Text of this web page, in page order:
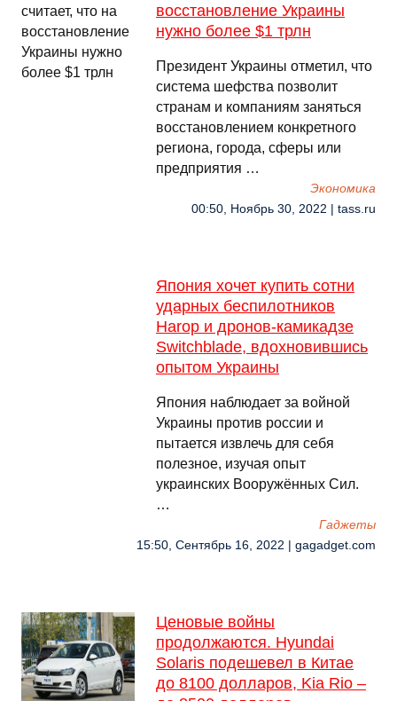
восстановление Украины
нужно более $1 трлн
Президент Украины отметил, что
система шефства позволит
странам и компаниям заняться
восстановлением конкретного
региона, города, сферы или
предприятия …
Экономика
00:50, Ноябрь 30, 2022 | tass.ru
Япония хочет купить сотни
ударных беспилотников
Harop и дронов-камикадзе
Switchblade, вдохновившись
опытом Украины
Япония наблюдает за войной
Украины против россии и
пытается извлечь для себя
полезное, изучая опыт
украинских Вооружённых Сил.
…
Гаджеты
15:50, Сентябрь 16, 2022 | gagadget.com
Ценовые войны
продолжаются. Hyundai
Solaris подешевел в Китае
до 8100 долларов, Kia Rio –